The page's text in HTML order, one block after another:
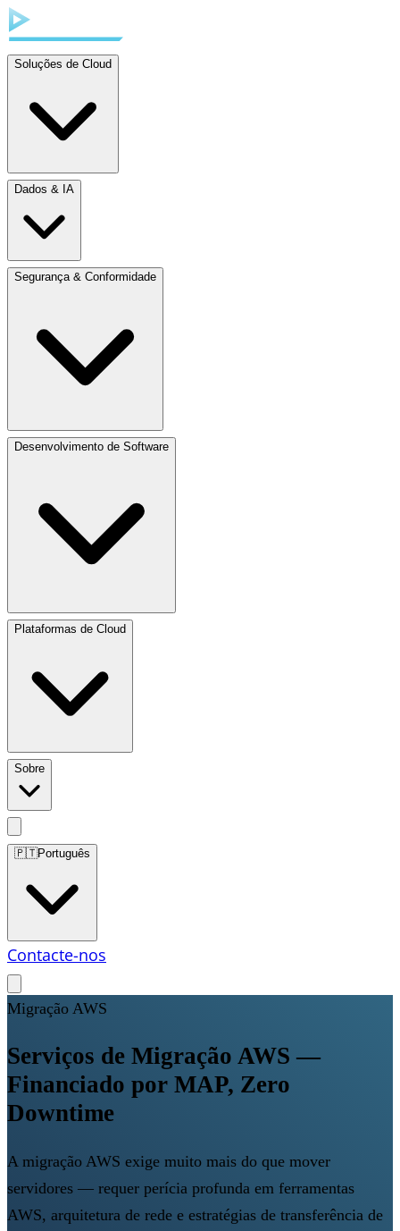
Soluções de Cloud
Dados & IA
Segurança & Conformidade
Desenvolvimento de Software
Plataformas de Cloud
Sobre
🇵🇹Português
Contacte-nos
Migração AWS
Serviços de Migração AWS —
Financiado por MAP, Zero
Downtime
A migração AWS exige muito mais do que mover
servidores — requer perícia profunda em ferramentas
AWS, arquitetura de rede e estratégias de transferência de